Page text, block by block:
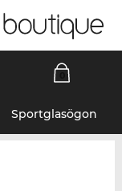
Sportglasögon